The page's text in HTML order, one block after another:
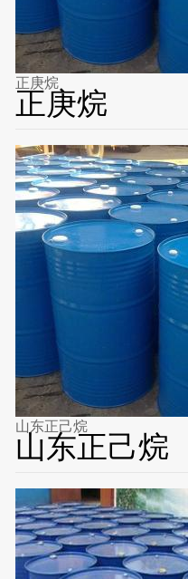
正庚烷
正庚烷
山东正己烷
山东正己烷